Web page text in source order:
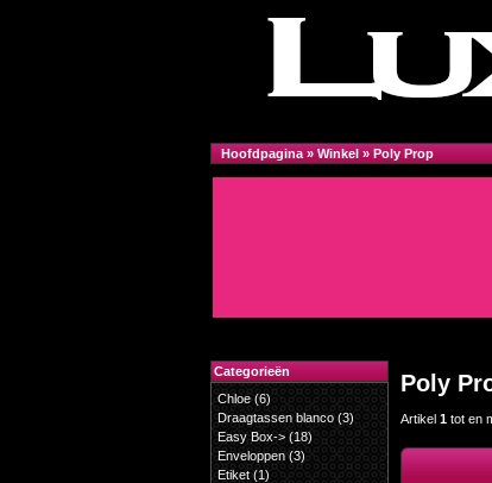
Hoofdpagina » Winkel » Poly Prop
Poly
Artikel 1 tot en
Categorieën
Chloe(6)
Draagtassen blanco (3)
Easy Box-> (18)
Enveloppen(3)
Etiket (1)